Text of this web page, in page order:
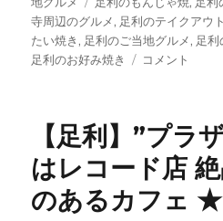
グ
寺周辺のグルメ, 足利のテイクアウ
たい焼き , 足利のご当地グルメ, 足利
足利のお好み焼き
【足
み
焼
き
&
文
コメント
【足利】”プラ
はレコード店
のあるカフ